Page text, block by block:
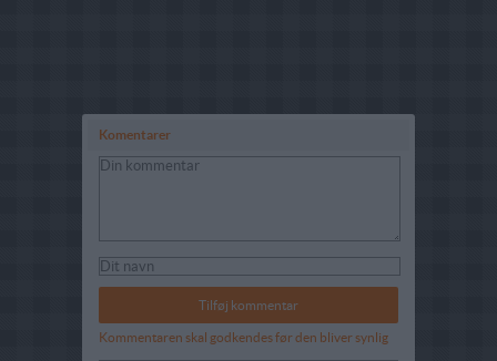
Komentarer
Kommentaren skal godkendes før den bliver synlig